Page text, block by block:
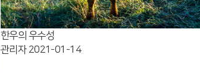
한우의 우수성
관리자 2021-01-14